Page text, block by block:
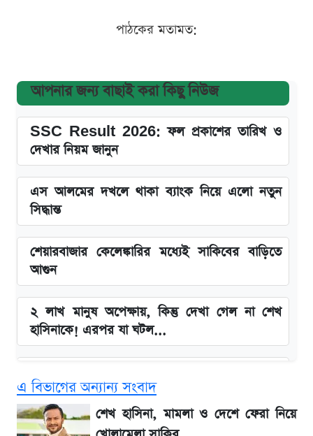
পাঠকের মতামত:
আপনার জন্য বাছাই করা কিছু নিউজ
SSC Result 2026: ফল প্রকাশের তারিখ ও
দেখার নিয়ম জানুন
এস আলমের দখলে থাকা ব্যাংক নিয়ে এলো নতুন
সিদ্ধান্ত
শেয়ারবাজার কেলেঙ্কারির মধ্যেই সাকিবের বাড়িতে
আগুন
২ লাখ মানুষ অপেক্ষায়, কিন্তু দেখা গেল না শেখ
হাসিনাকে! এরপর যা ঘটল...
Redmi K80 নিয়ে আপডেট
বাংলাদেশ নিয়ে যা বললেন সজীব ওয়াজেদ জয়
এ বিভাগের অন্যান্য সংবাদ
শেখ হাসিনা, মামলা ও দেশে ফেরা নিয়ে